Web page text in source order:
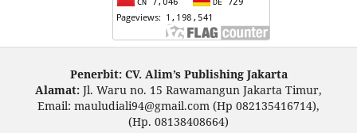
Penerbit: CV. Alim’s Publishing Jakarta
Alamat: Jl. Waru no. 15 Rawamangun Jakarta Timur,
Email: mauludiali94@gmail.com (Hp 082135416714),
(Hp. 08138408664)